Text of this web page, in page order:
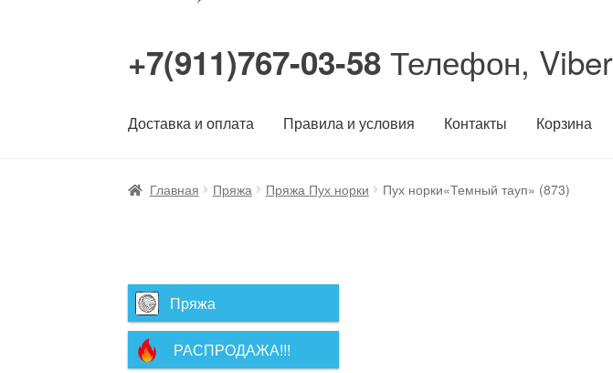
+7(911)767-03-58 Телефон,
Доставка и оплата Правила и условия Контакты Корзина
Главная Пряжа Пряжа Пух норки Пух норки«Темный тауп» (873)
Пряжа
РАСПРОДАЖА!!!